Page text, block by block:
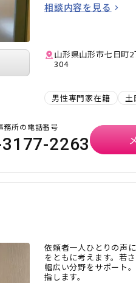
相談内容を見る
山形県山形市七日町
304
男性専門家在籍 土
務所の電話番号
2263
依頼者一人ひとりの声
をともに考えます。若
幅広い分野をサポート
指します。